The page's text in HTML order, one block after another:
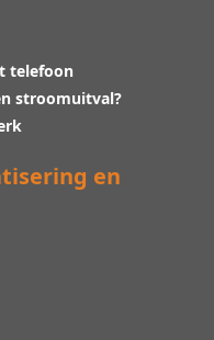
telefoon
stroomuitval?
en